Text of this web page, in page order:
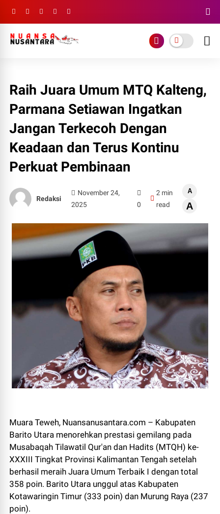
Raih Juara Umum MTQ Kalteng,
Parmana Setiawan Ingatkan
Jangan Terkecoh Dengan
Keadaan dan Terus Kontinu
Perkuat Pembinaan
Redaksi
November 24,
2025
0
2 min
read
A
A
Muara Teweh, Nuansanusantara.com – Kabupaten
Barito Utara menorehkan prestasi gemilang pada
Musabaqah Tilawatil Qur'an dan Hadits (MTQH) ke-
XXXIII Tingkat Provinsi Kalimantan Tengah setelah
berhasil meraih Juara Umum Terbaik I dengan total
358 poin. Barito Utara unggul atas Kabupaten
Kotawaringin Timur (333 poin) dan Murung Raya (237
poin).